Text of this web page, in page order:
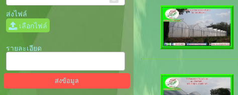
ส่งไฟล์
เลือกไฟล์
รายละเอียด